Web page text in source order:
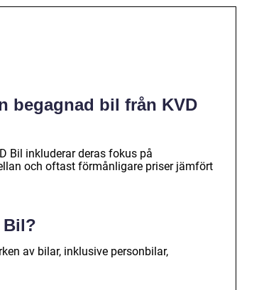
begagnad bil från KVD
Bil inkluderar deras fokus på
och oftast förmånligare priser jämfört
Bil?
av bilar, inklusive personbilar,